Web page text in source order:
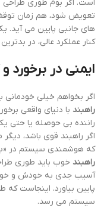
است. اگر بوم طوری
تعویض شود، هم زمان
های جانبی پایین می آید.
کنار عملکرد عالی، در
ایمنی در
اگر بخواهم خیلی
راهبند با دنیای واقعی
راننده بی حوصله یا حتی
اگر راهبند قوی باشد،
که هوشمندی سیستم در
راهبند خوب باید طوری
آسیب جدی به خودش و
پایین بیاورد. اینجاست
سیستم می رسد.